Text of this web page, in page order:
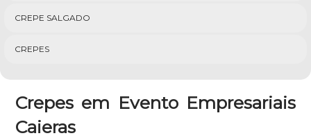
CREPE SALGADO
CREPES
Crepes em Evento Empresariais
Caieras